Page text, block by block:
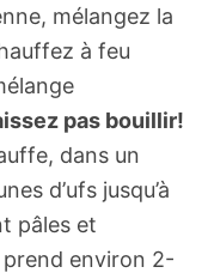
mélangez la
à feu
pas bouillir!
dans un
d’ufs jusqu’à
pâles et
prend environ 2-